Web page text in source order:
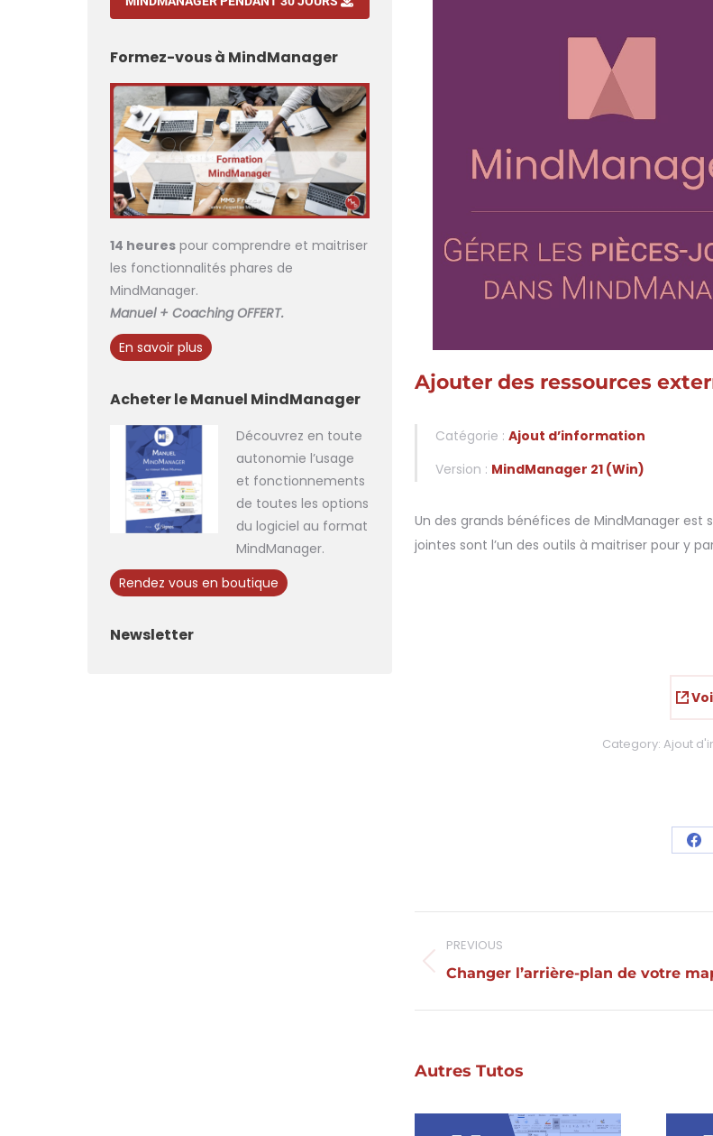
Ajouter des ressources
Catégorie : Ajout d’information
Version : MindManager 21 (Win)
Un des grands bénéfices de MindManager
jointes sont l’un des outils à maitriser pour y
Category:Ajout
de
commentaire
PREVIOUS
Onglet
Changer l’arrière-plan de votre
Autres Tutos
Formez-vous à MindManager
14 heures pour comprendre et maitriser
les fonctionnalités phares de
MindManager.
Manuel + Coaching OFFERT.
En savoir plus
Acheter le Manuel MindManager
Découvrez en toute
autonomie l’usage
et fonctionnements
de toutes les options
du logiciel au format
MindManager.
Rendez vous en boutique
Newsletter